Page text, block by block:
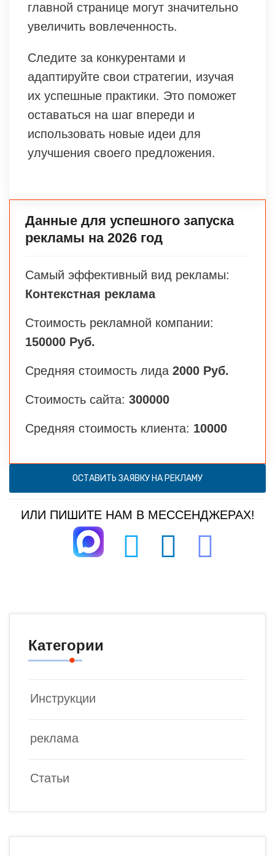
главной странице могут значительно
увеличить вовлеченность.
Следите за конкурентами и
адаптируйте свои стратегии, изучая
их успешные практики. Это поможет
оставаться на шаг впереди и
использовать новые идеи для
улучшения своего предложения.
Данные для успешного запуска
рекламы на 2026 год
Самый эффективный вид рекламы:
Контекстная реклама
Стоимость рекламной компании:
150000 Руб.
Средняя стоимость лида 2000 Руб.
Стоимость сайта: 300000
Средняя стоимость клиента: 10000
ОСТАВИТЬ ЗАЯВКУ НА РЕКЛАМУ
ИЛИ ПИШИТЕ НАМ В МЕССЕНДЖЕРАХ!
Категории
Инструкции
реклама
Статьи